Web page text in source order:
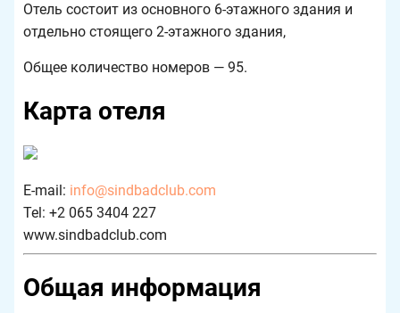
Отель состоит из основного 6-этажного здания и
отдельно стоящего 2-этажного здания,
Общее количество номеров — 95.
Карта отеля
E-mail: info@sindbadclub.com
Tel: +2 065 3404 227
www.sindbadclub.com
Общая информация